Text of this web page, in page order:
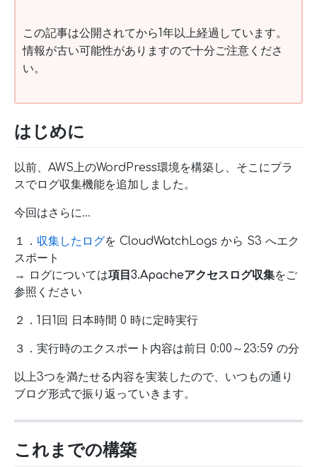
この記事は公開されてから1年以上経過しています。
情報が古い可能性がありますので十分ご注意くださ
い。
はじめに
以前、AWS上のWordPress環境を構築し、そこにプラ
スでログ収集機能を追加しました。
今回はさらに…
１． 収集したログを CloudWatchLogs から S3 へエク
スポート
→ ログについては項目3.Apacheアクセスログ収集をご
参照ください
２．1日1回 日本時間 0 時に定時実行
３．実行時のエクスポート内容は前日 0:00～23:59 の分
以上3つを満たせる内容を実装したので、いつもの通り
ブログ形式で振り返っていきます。
これまでの構築